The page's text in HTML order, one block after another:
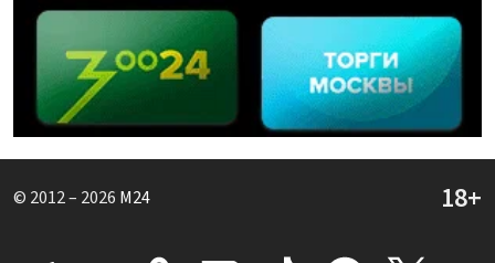
© 2012 – 2026 M24